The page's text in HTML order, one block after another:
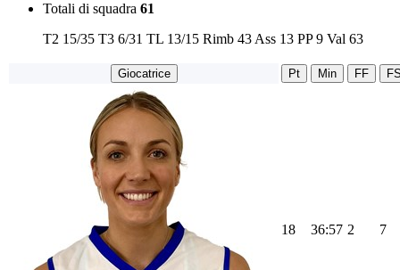
Totali di squadra 61
T2 15/35 T3 6/31 TL 13/15 Rimb 43 Ass 13 PP 9 Val 63
Giocatrice Pt Min FF
18 36:57 2 7